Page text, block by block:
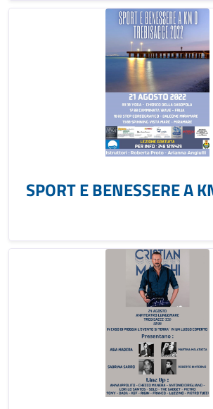
SPORT E BENESSERE A